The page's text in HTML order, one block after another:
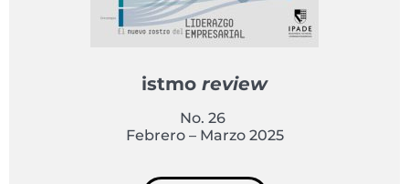
istmo review
No. 26
Febrero – Marzo 2025